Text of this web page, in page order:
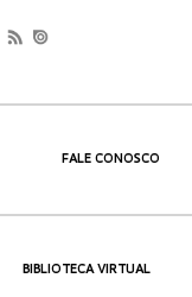
FALE CONOSCO
BIBLIOTECA VIRTUAL